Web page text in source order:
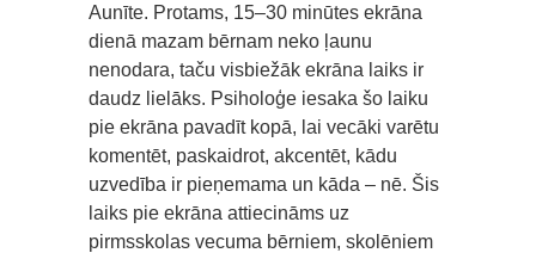
Aunīte. Protams, 15–30 minūtes ekrāna
dienā mazam bērnam neko ļaunu
nenodara, taču visbiežāk ekrāna laiks ir
daudz lielāks. Psiholoģe iesaka šo laiku
pie ekrāna pavadīt kopā, lai vecāki varētu
komentēt, paskaidrot, akcentēt, kādu
uzvedība ir pieņemama un kāda – nē. Šis
laiks pie ekrāna attiecināms uz
pirmsskolas vecuma bērniem, skolēniem